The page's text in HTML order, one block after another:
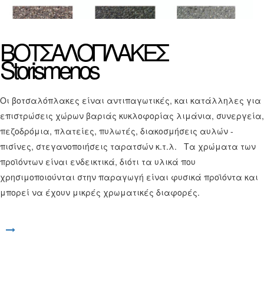
ΒΟΤΣΑΛΟΠΛΑΚΕΣ
Storismenos
Οι βοτσαλόπλακες είναι αντιπαγωτικές, και κατάλληλες για
επιστρώσεις χώρων βαριάς κυκλοφορίας λιμάνια, συνεργεία,
πεζοδρόμια, πλατείες, πυλωτές, διακοσμήσεις αυλών -
πισίνες, στεγανοποιήσεις ταρατσών κ.τ.λ. Τα χρώματα των
προϊόντων είναι ενδεικτικά, διότι τα υλικά που
χρησιμοποιούνται στην παραγωγή είναι φυσικά προϊόντα και
μπορεί να έχουν μικρές χρωματικές διαφορές.
Άνοιγμα συνδέσμου